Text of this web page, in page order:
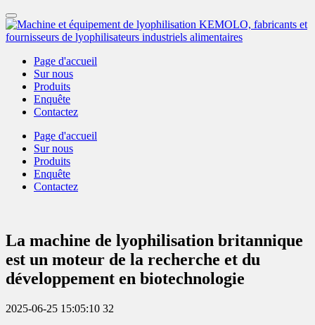
Page d'accueil
Sur nous
Produits
Enquête
Contactez
Page d'accueil
Sur nous
Produits
Enquête
Contactez
La machine de lyophilisation britannique
est un moteur de la recherche et du
développement en biotechnologie
2025-06-25 15:05:10 32